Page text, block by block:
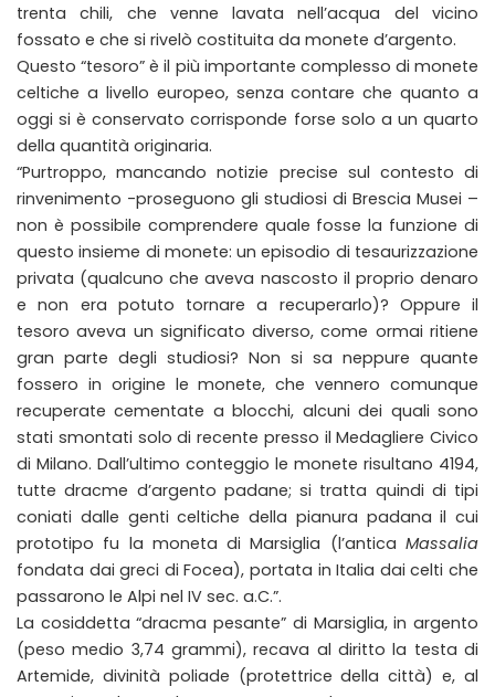
trenta chili, che venne lavata nell’acqua del vicino
fossato e che si rivelò costituita da monete d’argento.
Questo “tesoro” è il più importante complesso di monete
celtiche a livello europeo, senza contare che quanto a
oggi si è conservato corrisponde forse solo a un quarto
della quantità originaria.
“Purtroppo, mancando notizie precise sul contesto di
rinvenimento -proseguono gli studiosi di Brescia Musei –
non è possibile comprendere quale fosse la funzione di
questo insieme di monete: un episodio di tesaurizzazione
privata (qualcuno che aveva nascosto il proprio denaro
e non era potuto tornare a recuperarlo)? Oppure il
tesoro aveva un significato diverso, come ormai ritiene
gran parte degli studiosi? Non si sa neppure quante
fossero in origine le monete, che vennero comunque
recuperate cementate a blocchi, alcuni dei quali sono
stati smontati solo di recente presso il Medagliere Civico
di Milano. Dall’ultimo conteggio le monete risultano 4194,
tutte dracme d’argento padane; si tratta quindi di tipi
coniati dalle genti celtiche della pianura padana il cui
prototipo fu la moneta di Marsiglia (l’antica Massalia
fondata dai greci di Focea), portata in Italia dai celti che
passarono le Alpi nel IV sec. a.C.”.
La cosiddetta “dracma pesante” di Marsiglia, in argento
(peso medio 3,74 grammi), recava al diritto la testa di
Artemide, divinità poliade (protettrice della città) e, al